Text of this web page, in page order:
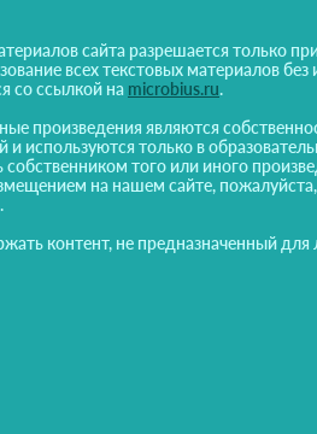
сайта разрешается только
всех текстовых материалов
со ссылкой на microbius.ru.
произведения являются
и используются только в
собственником того или иного
на нашем сайте,
.
контент, не предназначенный